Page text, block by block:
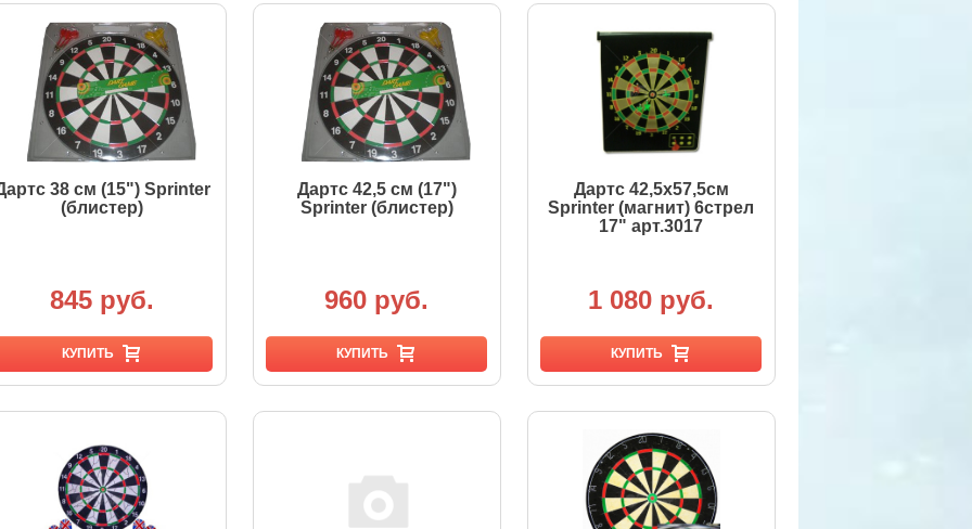
38 см (15") Sprinter
(блистер)
845 руб.
КУПИТЬ
Дартс 42,5 см (17")
Sprinter (блистер)
960 руб.
КУПИТЬ
Дартс 42,5х57,5см
Sprinter (магнит) 6стрел
17" арт.3017
1 080 руб.
КУПИТЬ